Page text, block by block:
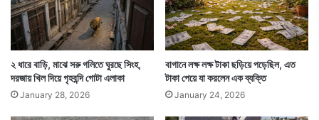
২ ধারে বাড়ি, মাঝে সরু গলিতে ঘুরছে সিংহ,
দরজায় খিল দিয়ে গৃহবন্দি গোটা এলাকা
January 28, 2026
বাগানে লক্ষ লক্ষ টাকা ছড়িয়ে পড়েছিল, এত
টাকা পেয়ে যা করলেন এক ব্যক্তি
January 24, 2026